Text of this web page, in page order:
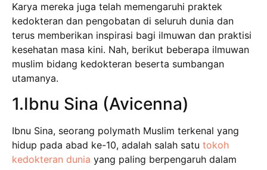
Karya mereka juga telah memengaruhi praktek
kedokteran dan pengobatan di seluruh dunia dan
terus memberikan inspirasi bagi ilmuwan dan praktisi
kesehatan masa kini. Nah, berikut beberapa ilmuwan
muslim bidang kedokteran beserta sumbangan
utamanya.
1.Ibnu Sina (Avicenna)
Ibnu Sina, seorang polymath Muslim terkenal yang
hidup pada abad ke-10, adalah salah satu tokoh
kedokteran dunia yang paling berpengaruh dalam